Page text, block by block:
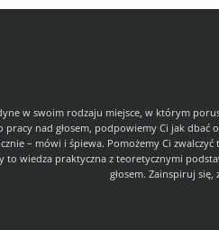
w swoim rodzaju miejsce, w którym
nad głosem, podpowiemy Ci jak dbać
– mówi i śpiewa. Pomożemy Ci zwalczyć
wiedza praktyczna z teoretycznymi
głosem. Zainspiruj